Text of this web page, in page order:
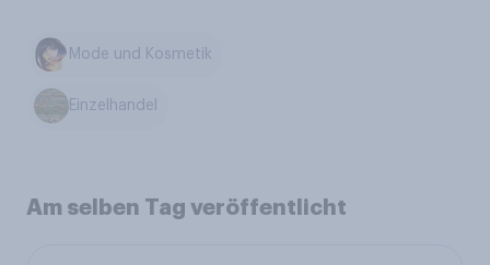
Mode und Kosmetik
Einzelhandel
Am selben Tag veröffentlicht